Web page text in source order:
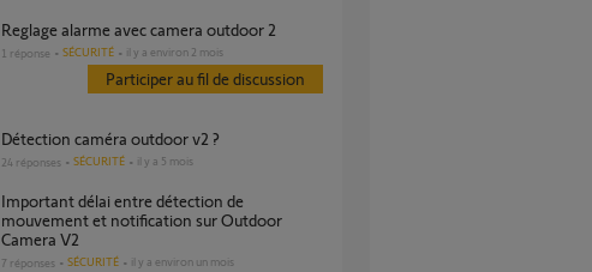
Reglage alarme avec camera outdoor 2
1 réponse SÉCURITÉ il y a environ 2 mois
Participer au fil de discussion
Détection caméra outdoor v2 ?
24 réponses SÉCURITÉ il y a 5 mois
Important délai entre détection de
mouvement et notification sur Outdoor
Camera V2
7 réponses SÉCURITÉ il y a environ un mois